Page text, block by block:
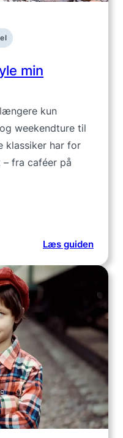
min
kun
weekendture til
klassiker har for
fra caféer på
Læs guiden:
kan
min